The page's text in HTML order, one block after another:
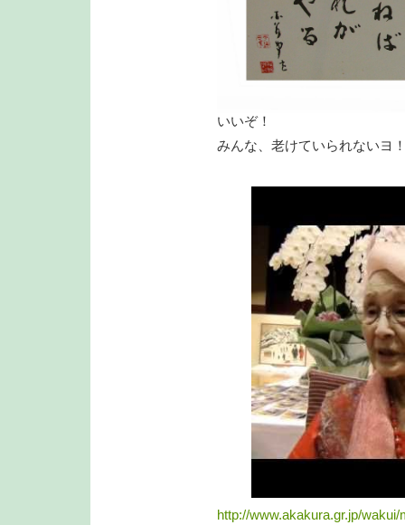
いいぞ！
みんな、老けていられないヨ
http://www.akakura.gr.jp/wakui/